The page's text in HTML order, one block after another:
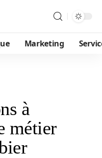
Marketing
à
métier